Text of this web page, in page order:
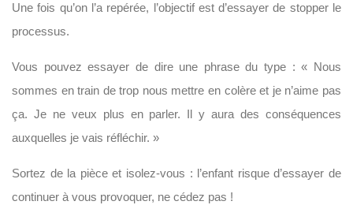
Une fois qu’on l’a repérée, l’objectif est d’essayer de stopper le
processus.
Vous pouvez essayer de dire une phrase du type : « Nous
sommes en train de trop nous mettre en colère et je n’aime pas
ça. Je ne veux plus en parler. Il y aura des conséquences
auxquelles je vais réfléchir. »
Sortez de la pièce et isolez-vous : l’enfant risque d’essayer de
continuer à vous provoquer, ne cédez pas !